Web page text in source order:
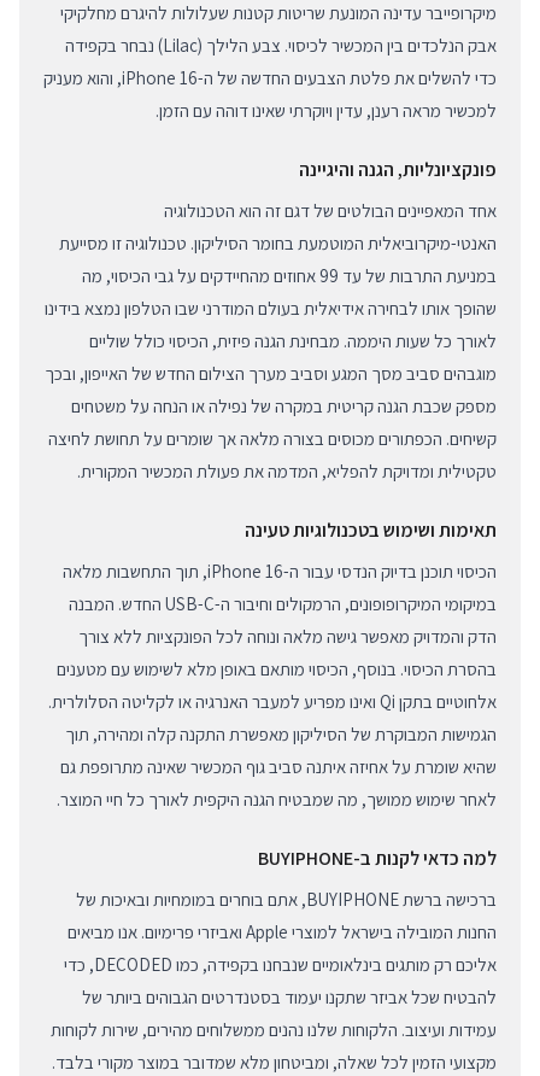
מיקרופייבר עדינה המונעת שריטות קטנות שעלולות להיגרם מחלקיקי
אבק הנלכדים בין המכשיר לכיסוי. צבע הלילך (Lilac) נבחר בקפידה
כדי להשלים את פלטת הצבעים החדשה של ה-iPhone 16, והוא מעניק
למכשיר מראה רענן, עדין ויוקרתי שאינו דוהה עם הזמן.
פונקציונליות, הגנה והיגיינה
אחד המאפיינים הבולטים של דגם זה הוא הטכנולוגיה
האנטי-מיקרוביאלית המוטמעת בחומר הסיליקון. טכנולוגיה זו מסייעת
במניעת התרבות של עד 99 אחוזים מהחיידקים על גבי הכיסוי, מה
שהופך אותו לבחירה אידיאלית בעולם המודרני שבו הטלפון נמצא בידינו
לאורך כל שעות היממה. מבחינת הגנה פיזית, הכיסוי כולל שוליים
מוגבהים סביב מסך המגע וסביב מערך הצילום החדש של האייפון, ובכך
מספק שכבת הגנה קריטית במקרה של נפילה או הנחה על משטחים
קשיחים. הכפתורים מכוסים בצורה מלאה אך שומרים על תחושת לחיצה
טקטילית ומדויקת להפליא, המדמה את פעולת המכשיר המקורית.
תאימות ושימוש בטכנולוגיות טעינה
הכיסוי תוכנן בדיוק הנדסי עבור ה-iPhone 16, תוך התחשבות מלאה
במיקומי המיקרופופונים, הרמקולים וחיבור ה-USB-C החדש. המבנה
הדק והמדויק מאפשר גישה מלאה ונוחה לכל הפונקציות ללא צורך
בהסרת הכיסוי. בנוסף, הכיסוי מותאם באופן מלא לשימוש עם מטענים
אלחוטיים בתקן Qi ואינו מפריע למעבר האנרגיה או לקליטה הסלולרית.
הגמישות המבוקרת של הסיליקון מאפשרת התקנה קלה ומהירה, תוך
שהיא שומרת על אחיזה איתנה סביב גוף המכשיר שאינה מתרופפת גם
לאחר שימוש ממושך, מה שמבטיח הגנה היקפית לאורך כל חיי המוצר.
למה כדאי לקנות ב-BUYIPHONE
ברכישה ברשת BUYIPHONE, אתם בוחרים במומחיות ובאיכות של
החנות המובילה בישראל למוצרי Apple ואביזרי פרימיום. אנו מביאים
אליכם רק מותגים בינלאומיים שנבחנו בקפידה, כמו DECODED, כדי
להבטיח שכל אביזר שתקנו יעמוד בסטנדרטים הגבוהים ביותר של
עמידות ועיצוב. הלקוחות שלנו נהנים ממשלוחים מהירים, שירות לקוחות
מקצועי הזמין לכל שאלה, ומביטחון מלא שמדובר במוצר מקורי בלבד.